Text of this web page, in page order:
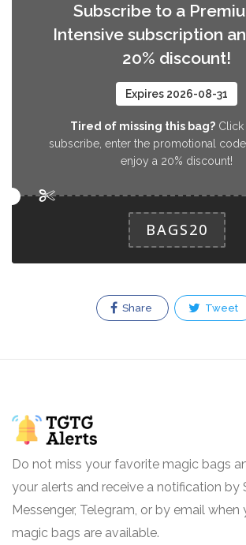
Subscribe to a
Intensive subscription
20% discount!
Expires 2026-08-31
Tired of missing this bag?
subscribe, enter the promotional
enjoy a 20% discount!
BAGS20
Share Tweet
Do not miss your favorite magic bags
your alerts and receive a notification by
Messenger, Telegram, or by email
magic bags are available.